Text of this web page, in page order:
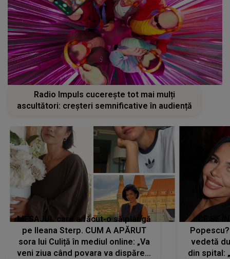
Radio Impuls cucerește tot mai mulți
ascultători: creșteri semnificative în audiență
MESAJUL care a făcut-o să plângă
pe Ileana Sterp. CUM A APĂRUT
sora lui Culiță în mediul online: „Va
veni ziua când povara va dispărea,
vedetă
din spital: